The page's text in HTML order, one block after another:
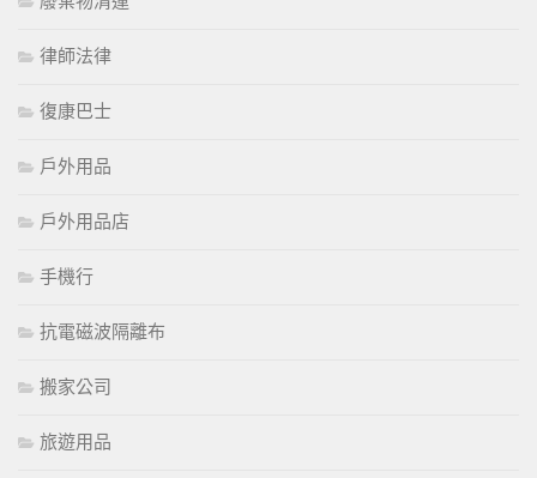
律師法律
復康巴士
戶外用品
戶外用品店
手機行
抗電磁波隔離布
搬家公司
旅遊用品